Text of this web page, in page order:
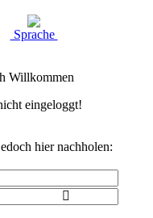
Sprache
Willkommen
eingeloggt!
hier nachholen: